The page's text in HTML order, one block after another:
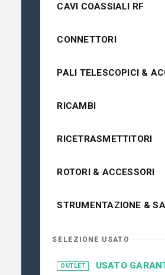
CAVI COASSIALI RF
CONNETTORI
PALI TELESCOPICI &
RICAMBI
RICETRASMETTITORI
ROTORI & ACCESSORI
STRUMENTAZIONE &
SELEZIONE USATO
OUTLET USATO